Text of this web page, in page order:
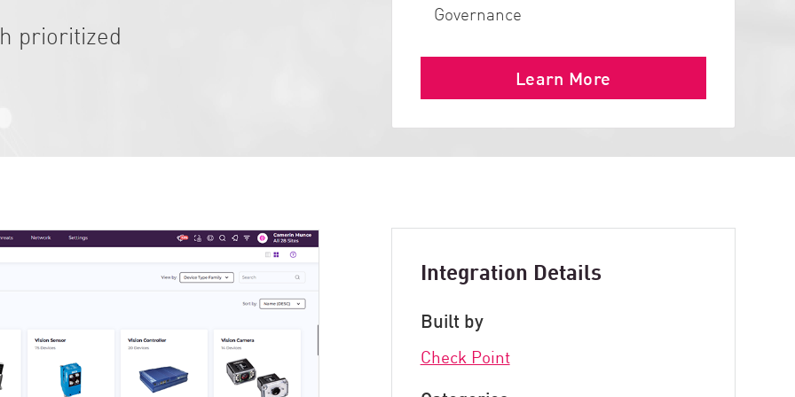
prioritized
Governance
Learn More
Integration Details
Built by
Check Point